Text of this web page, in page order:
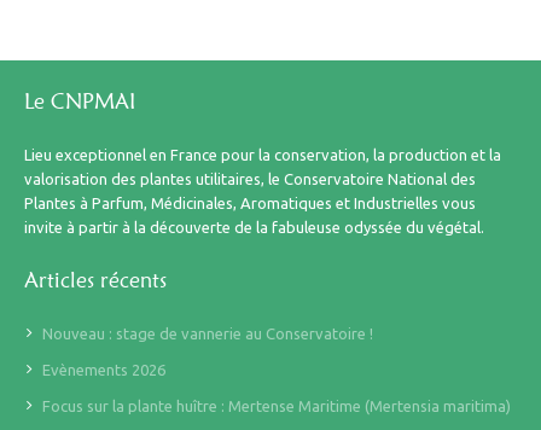
Le CNPMAI
Lieu exceptionnel en France pour la conservation, la production et la
valorisation des plantes utilitaires, le Conservatoire National des
Plantes à Parfum, Médicinales, Aromatiques et Industrielles vous
invite à partir à la découverte de la fabuleuse odyssée du végétal.
Articles récents
Nouveau : stage de vannerie au Conservatoire !
Evènements 2026
Focus sur la plante huître : Mertense Maritime (Mertensia maritima)